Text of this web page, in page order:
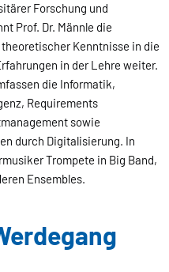
Forschung und
Prof. Dr. Männle die
Kenntnisse in die
in der Lehre weiter.
die Informatik,
Requirements
sowie
durch Digitalisierung. In
Trompete in Big Band,
Ensembles.